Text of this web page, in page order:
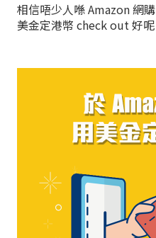
相信唔少人喺 Amazon 網
美金定港幣 check out 好呢